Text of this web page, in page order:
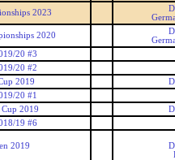
2023
2020
20 #3
20 #2
2019
20 #1
2019
19 #6
2019